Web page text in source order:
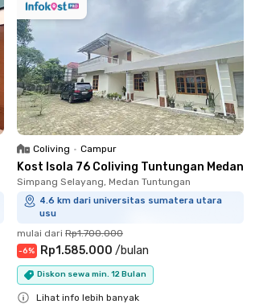
Coliving • Campur
Kost Isola 76 Coliving Tuntungan Medan
Simpang Selayang, Medan Tuntungan
4.6 km dari universitas sumatera utara
usu
mulai dari Rp1.700.000
-6% Rp1.585.000 /bulan
Diskon sewa min. 12 Bulan
Lihat info lebih banyak